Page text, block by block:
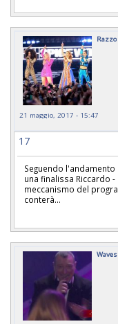
Razzo
21 maggio, 2017 - 15:47
17
Seguendo
una finalissa Riccardo
meccanismo del
conterà...